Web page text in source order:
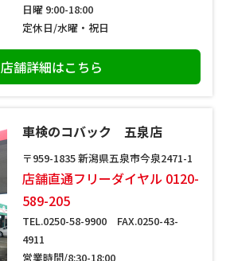
日曜 9:00-18:00
定休日/水曜・祝日
店舗詳細はこちら
車検のコバック 五泉店
〒959-1835 新潟県五泉市今泉2471-1
店舗直通フリーダイヤル 0120-
589-205
TEL.0250-58-9900 FAX.0250-43-
4911
営業時間/8:30-18:00